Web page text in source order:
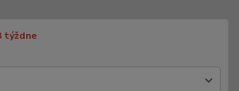
týždne